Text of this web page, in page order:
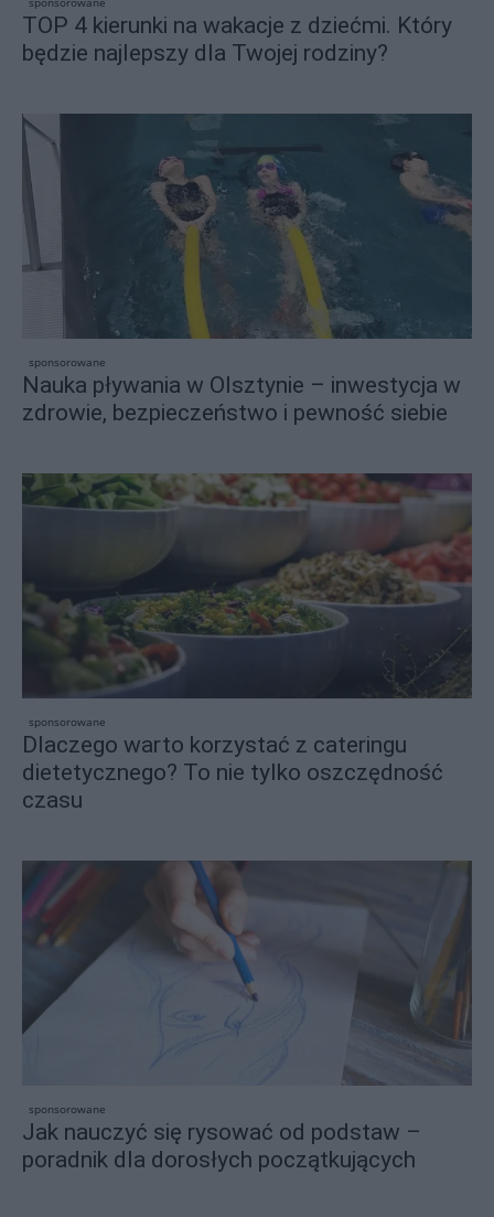
TOP 4 kierunki na wakacje z dziećmi. Który
będzie najlepszy dla Twojej rodziny?
sponsorowane
Nauka pływania w Olsztynie – inwestycja w
zdrowie, bezpieczeństwo i pewność siebie
sponsorowane
Dlaczego warto korzystać z cateringu
dietetycznego? To nie tylko oszczędność
czasu
sponsorowane
Jak nauczyć się rysować od podstaw –
poradnik dla dorosłych początkujących